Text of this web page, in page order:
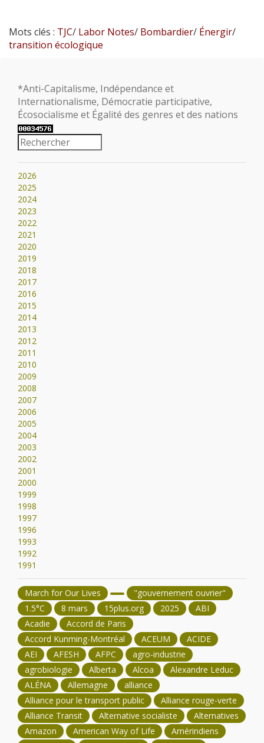
Mots clés : TJC/ Labor Notes/ Bombardier/ Énergir/
transition écologique
*Anti-Capitalisme, Indépendance et
Internationalisme, Démocratie participative,
Écosocialisme et Égalité des genres et des nations
2026
2025
2024
2023
2022
2021
2020
2019
2018
2017
2016
2015
2014
2013
2012
2011
2010
2009
2008
2007
2006
2005
2004
2003
2002
2001
2000
1999
1998
1997
1996
1993
1992
1991
March for Our Lives
"gouvernement ouvrier"
1.5°C
8 mars 15plus.org 2025
ABI
Acadie
Accord de Paris
Accord Kunming-Montréal
ACEUM
ACIDE
AEI
AFESH AFPC
agro-industrie
agrobiologie
Alberta Alcoa
Alexandre Leduc
ALÉNA
Allemagne
alliance
Alliance pour le transport public
Alliance rouge-verte
Alliance Transit
Alternative socialiste
Alternatives
Amazon
American Way of Life
Amérindiens